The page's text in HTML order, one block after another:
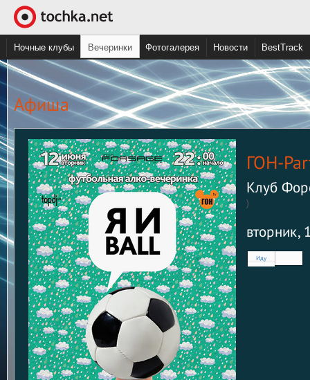
Ночные клубы Вечеринки Фотогалерея Новости BestTrack
Aфиша
ГОН-
Клуб
)
вторник,
Иду
Нет